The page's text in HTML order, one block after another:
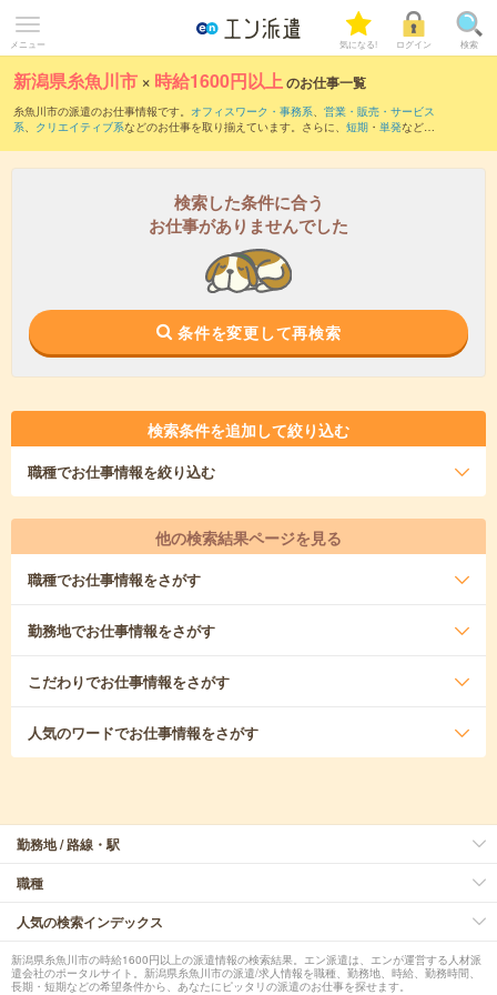
メニュー 気になる! ログイン 検索
新潟県糸魚川市 × 時給1600円以上のお仕事一覧
糸魚川市の派遣のお仕事情報です。 オフィスワーク・事務系、 営業・販売・サービス
系、 クリエイティブ系などのお仕事を取り揃えています。さらに、 短期 ・ 単発などの
検索した条件に合う
お仕事がありませんでした
条件を変更して再検索
検索条件を追加して絞り込む
職種でお仕事情報を絞り込む
他の検索結果ページを見る
職種でお仕事情報をさがす
勤務地でお仕事情報をさがす
こだわりでお仕事情報をさがす
人気のワードでお仕事情報をさがす
勤務地 / 路線・駅
職種
人気の検索インデックス
新潟県糸魚川市の時給1600円以上の派遣情報の検索結果。エン派遣は、エンが運営する人材派
遣会社のポータルサイト。新潟県糸魚川市の派遣/求人情報を職種、勤務地、時給、勤務時間、
長期・短期などの希望条件から、あなたにピッタリの派遣のお仕事を探せます。